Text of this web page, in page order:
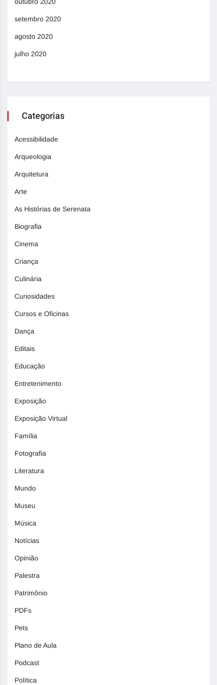
outubro 2020
setembro 2020
agosto 2020
julho 2020
Categorias
Acessibilidade
Arqueologia
Arquitetura
Arte
As Histórias de Serenata
Biografia
Cinema
Criança
Culinária
Curiosidades
Cursos e Oficinas
Dança
Editais
Educação
Entretenimento
Exposição
Exposição Virtual
Família
Fotografia
Literatura
Mundo
Museu
Música
Notícias
Opinião
Palestra
Patrimônio
PDFs
Pets
Plano de Aula
Podcast
Política